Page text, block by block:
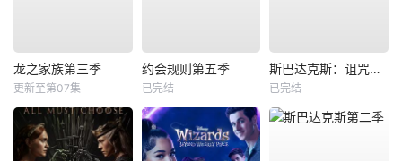
龙之家族第三季
更新至第07集
约会规则第五季
已完结
斯巴达克斯：诅咒者之战第三季
已完结